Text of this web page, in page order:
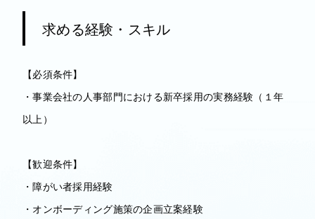
求める経験・スキル
【必須条件】
・事業会社の人事部門における新卒採用の実務経験（１年
以上）
【歓迎条件】
・障がい者採用経験
・オンボーディング施策の企画立案経験